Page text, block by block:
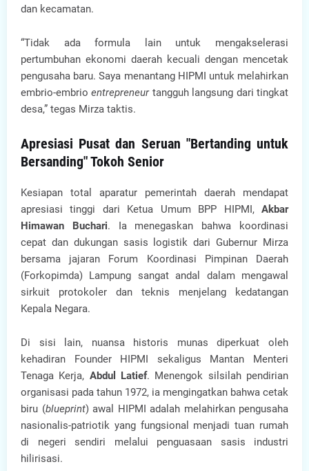
dan kecamatan.
“Tidak ada formula lain untuk mengakselerasi
pertumbuhan ekonomi daerah kecuali dengan mencetak
pengusaha baru. Saya menantang HIPMI untuk melahirkan
embrio-embrioentrepreneurtangguh langsung dari tingkat
desa,” tegas Mirza taktis.
Apresiasi Pusat dan Seruan "Bertanding untuk
Bersanding" Tokoh Senior
Kesiapan total aparatur pemerintah daerah mendapat
apresiasi tinggi dari Ketua Umum BPP HIPMI, Akbar
Himawan Buchari. Ia menegaskan bahwa koordinasi
cepat dan dukungan sasis logistik dari Gubernur Mirza
bersama jajaran Forum Koordinasi Pimpinan Daerah
(Forkopimda) Lampung sangat andal dalam mengawal
sirkuit protokoler dan teknis menjelang kedatangan
Kepala Negara.
Di sisi lain, nuansa historis munas diperkuat oleh
kehadiran Founder HIPMI sekaligus Mantan Menteri
Tenaga Kerja, Abdul Latief. Menengok silsilah pendirian
organisasi pada tahun 1972, ia mengingatkan bahwa cetak
biru (blueprint) awal HIPMI adalah melahirkan pengusaha
nasionalis-patriotik yang fungsional menjadi tuan rumah
di negeri sendiri melalui penguasaan sasis industri
hilirisasi.